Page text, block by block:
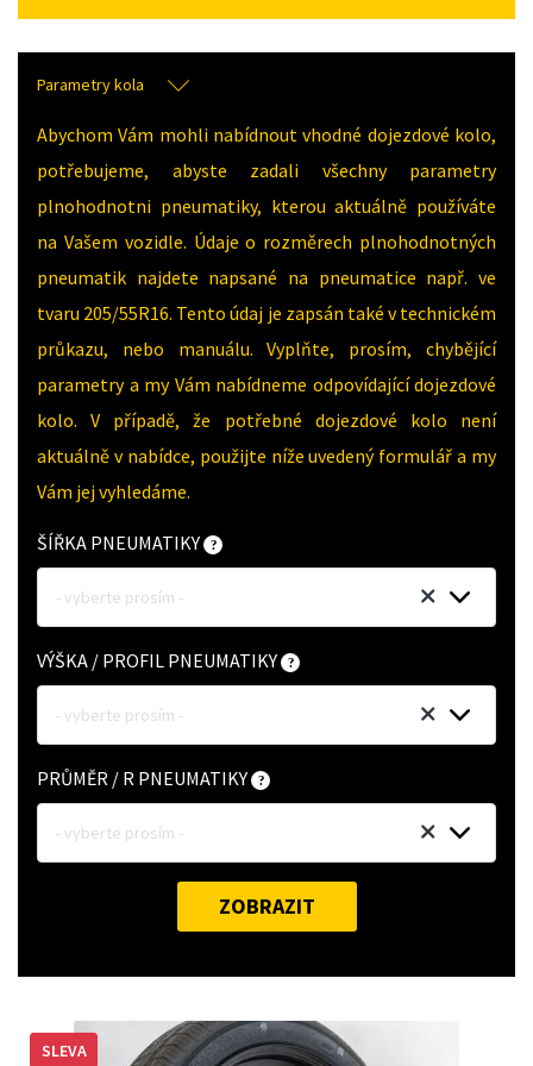
Parametry kola
Abychom Vám mohli nabídnout vhodné dojezdové kolo,
potřebujeme, abyste zadali všechny parametry
plnohodnotni pneumatiky, kterou aktuálně používáte
na Vašem vozidle. Údaje o rozměrech plnohodnotných
pneumatik najdete napsané na pneumatice např. ve
tvaru 205/55R16. Tento údaj je zapsán také v technickém
průkazu, nebo manuálu. Vyplňte, prosím, chybějící
parametry a my Vám nabídneme odpovídající dojezdové
kolo. V případě, že potřebné dojezdové kolo není
aktuálně v nabídce, použijte níže uvedený formulář a my
Vám jej vyhledáme.
ŠÍŘKA PNEUMATIKY
- vyberte prosím -
VÝŠKA / PROFIL PNEUMATIKY
- vyberte prosím -
PRŮMĚR / R PNEUMATIKY
- vyberte prosím -
ZOBRAZIT
SLEVA